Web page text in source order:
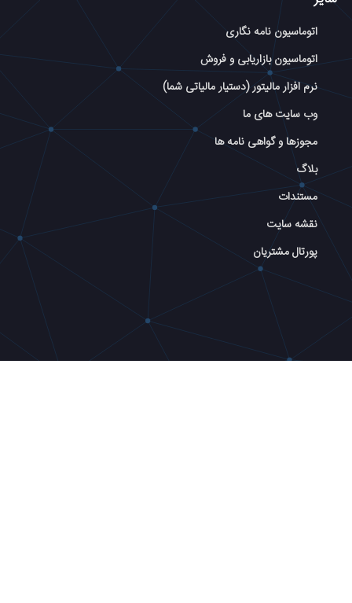
اتوماسیون نامه نگاری
اتوماسیون بازاریابی و فروش
نرم افزار مالیتور (دستیار مالیاتی شما)
وب سایت های ما
مجوزها و گواهی نامه ها
بلاگ
مستندات
نقشه سایت
پورتال مشتریان